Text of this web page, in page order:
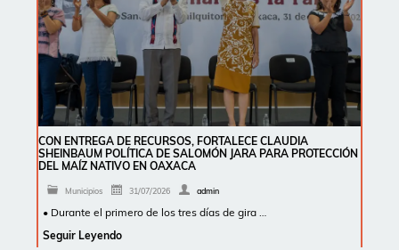
CON ENTREGA DE RECURSOS, FORTALECE CLAUDIA
SHEINBAUM POLÍTICA DE SALOMÓN JARA PARA PROTECCIÓN
DEL MAÍZ NATIVO EN OAXACA
Municipios 31/07/2026 admin
• Durante el primero de los tres días de gira …
Seguir Leyendo